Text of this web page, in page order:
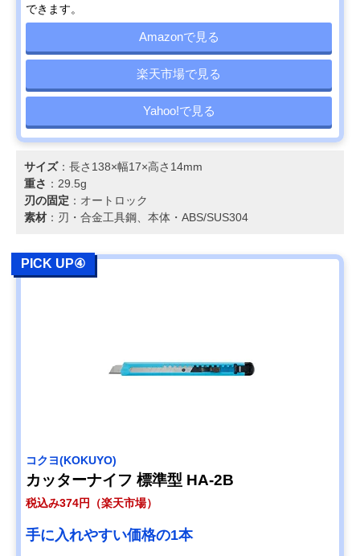
できます。
Amazonで見る
楽天市場で見る
Yahoo!で見る
サイズ：長さ138×幅17×高さ14mm
重さ ：29.5g
刃の固定 ：オートロック
素材 ：刃・合金工具鋼、本体・ABS/SUS304
PICK UP④
‎コクヨ(KOKUYO)
カッターナイフ 標準型 HA-2B
税込み374円（楽天市場）
手に入れやすい価格の1本